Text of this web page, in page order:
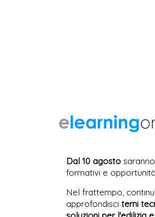
Dal 10 agosto
formativi e
Nel frattempo,
approfondisci temi